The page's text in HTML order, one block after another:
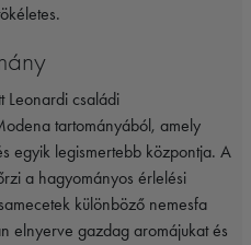
Leonardi családi
tartományából, amely
egyik legismertebb központja. A
a hagyományos érlelési
különböző nemesfa
elnyerve gazdag aromájukat és